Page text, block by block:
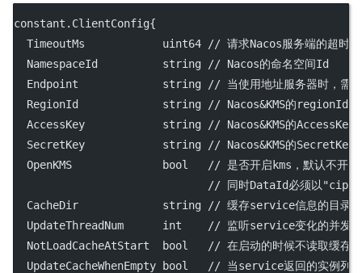
constant.ClientConfig{
  TimeoutMs
uint64
// 请求Nacos服务端的超时时
  NamespaceId
string
// Nacos的命名空间Id
  Endpoint
string
// 当使用地址服务器时，
  RegionId
string
// Nacos&KMS的regionId，
  AccessKey
string
// Nacos&KMS的AccessKey
  SecretKey
string
// Nacos&KMS的SecretKey
  OpenKMS
bool
// 是否开启kms，默认不
// 同时DataId必须以
  CacheDir
string
// 缓存service信息的目录，
  UpdateThreadNum
int
// 监听service变化的并发数
  NotLoadCacheAtStart
bool
// 在启动的时候不读取缓存
  UpdateCacheWhenEmpty
bool
// 当service返回的实例列表